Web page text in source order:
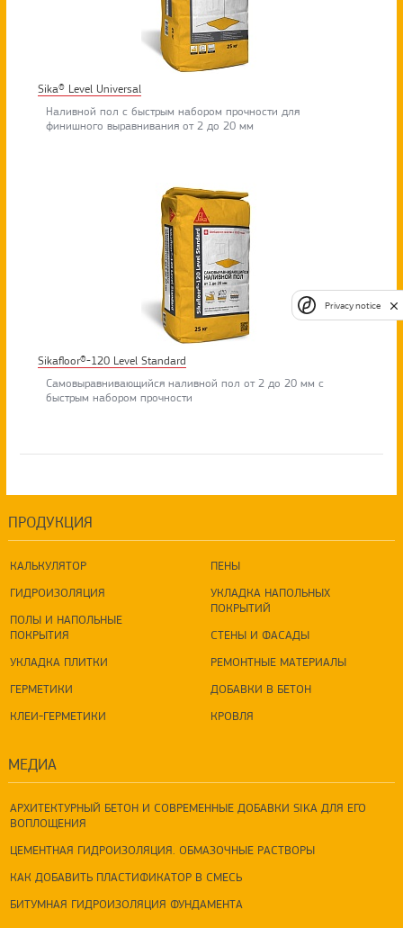
Sika® Level Universal
Наливной пол с быстрым набором прочности для
финишного выравнивания от 2 до 20 мм
Sikafloor®-120 Level Standard
Самовыравнивающийся наливной пол от 2 до 20 мм с
быстрым набором прочности
ПРОДУКЦИЯ
КАЛЬКУЛЯТОР
ГИДРОИЗОЛЯЦИЯ
ПОЛЫ И НАПОЛЬНЫЕ
ПОКРЫТИЯ
УКЛАДКА ПЛИТКИ
ГЕРМЕТИКИ
КЛЕИ-ГЕРМЕТИКИ
ПЕНЫ
УКЛАДКА НАПОЛЬНЫХ
ПОКРЫТИЙ
СТЕНЫ И ФАСАДЫ
РЕМОНТНЫЕ МАТЕРИАЛЫ
ДОБАВКИ В БЕТОН
КРОВЛЯ
МЕДИА
АРХИТЕКТУРНЫЙ БЕТОН И СОВРЕМЕННЫЕ ДОБАВКИ SIKA ДЛЯ ЕГО
ВОПЛОЩЕНИЯ
ЦЕМЕНТНАЯ ГИДРОИЗОЛЯЦИЯ. ОБМАЗОЧНЫЕ РАСТВОРЫ
КАК ДОБАВИТЬ ПЛАСТИФИКАТОР В СМЕСЬ
БИТУМНАЯ ГИДРОИЗОЛЯЦИЯ ФУНДАМЕНТА
Privacy notice